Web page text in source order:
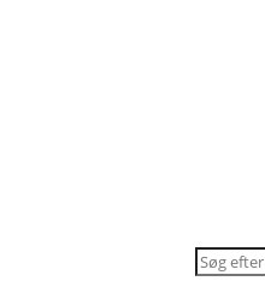
Products